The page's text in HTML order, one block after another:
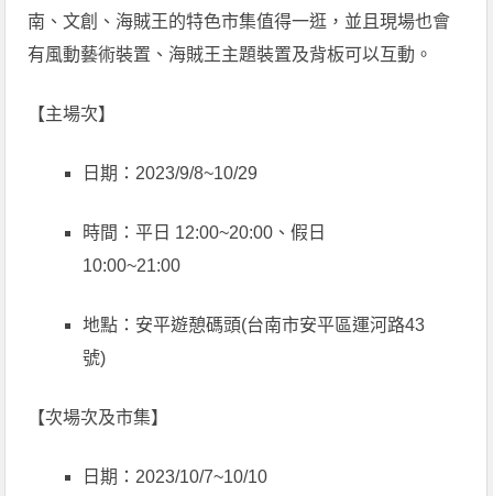
南、文創、海賊王的特色市集值得一逛，並且現場也會
有風動藝術裝置、海賊王主題裝置及背板可以互動。
【主場次】
日期：2023/9/8~10/29
時間：平日 12:00~20:00、假日
10:00~21:00
地點：安平遊憩碼頭(台南市安平區運河路43
號)
【次場次及市集】
日期：2023/10/7~10/10